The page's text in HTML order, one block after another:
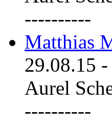
----------
Matthias
29.08.15 -
Aurel
----------